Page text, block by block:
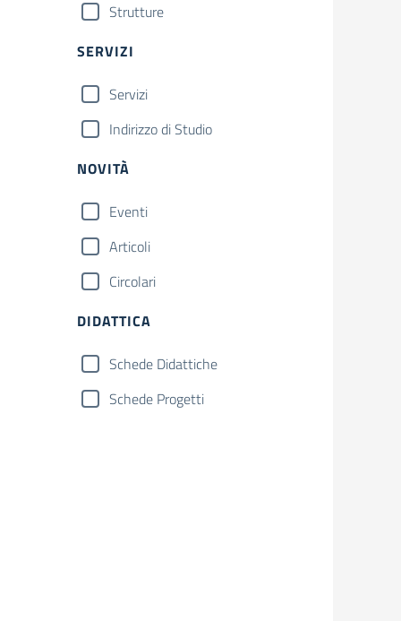
Strutture
SERVIZI
Servizi
Indirizzo di Studio
NOVITÀ
Eventi
Articoli
Circolari
DIDATTICA
Schede Didattiche
Schede Progetti